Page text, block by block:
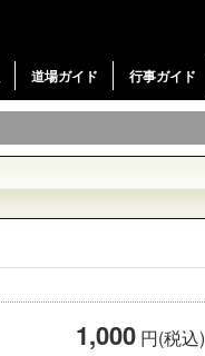
道場ガイド 行事ガイド
1,000 円(税込)